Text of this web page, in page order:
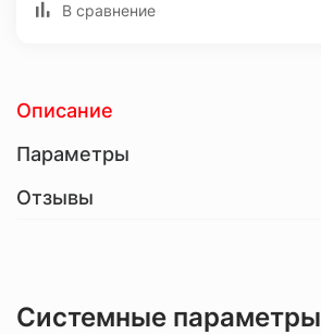
В сравнение
Описание
Параметры
Отзывы
Системные параметры